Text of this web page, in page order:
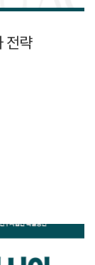
전략